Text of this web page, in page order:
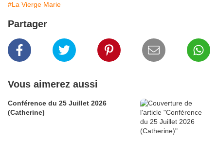
#La Vierge Marie
Partager
Vous aimerez aussi
Conférence du 25 Juillet 2026
(Catherine)